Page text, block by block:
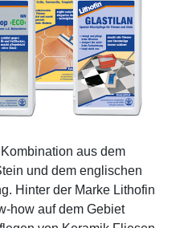
aus dem
und dem englischen
Hinter der Marke Lithofin
how auf dem Gebiet